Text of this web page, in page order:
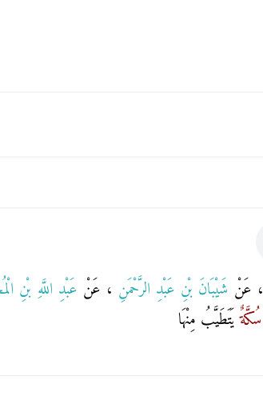
، عَنْ شَيْبَانَ بْنِ عَبْدِ الرَّحْمَنِ ، عَنْ عَبْدِ اللَّهِ بْنِ
سُكَّةٌيَتَطَيَّبُ مِنْهَا